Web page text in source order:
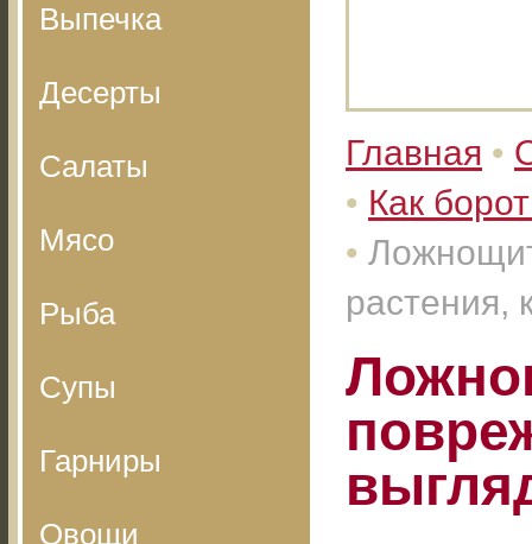
Выпечка
Десерты
Салаты
Мясо
Рыба
Супы
Гарниры
Овощи
Главная •
• Как
•
растения,